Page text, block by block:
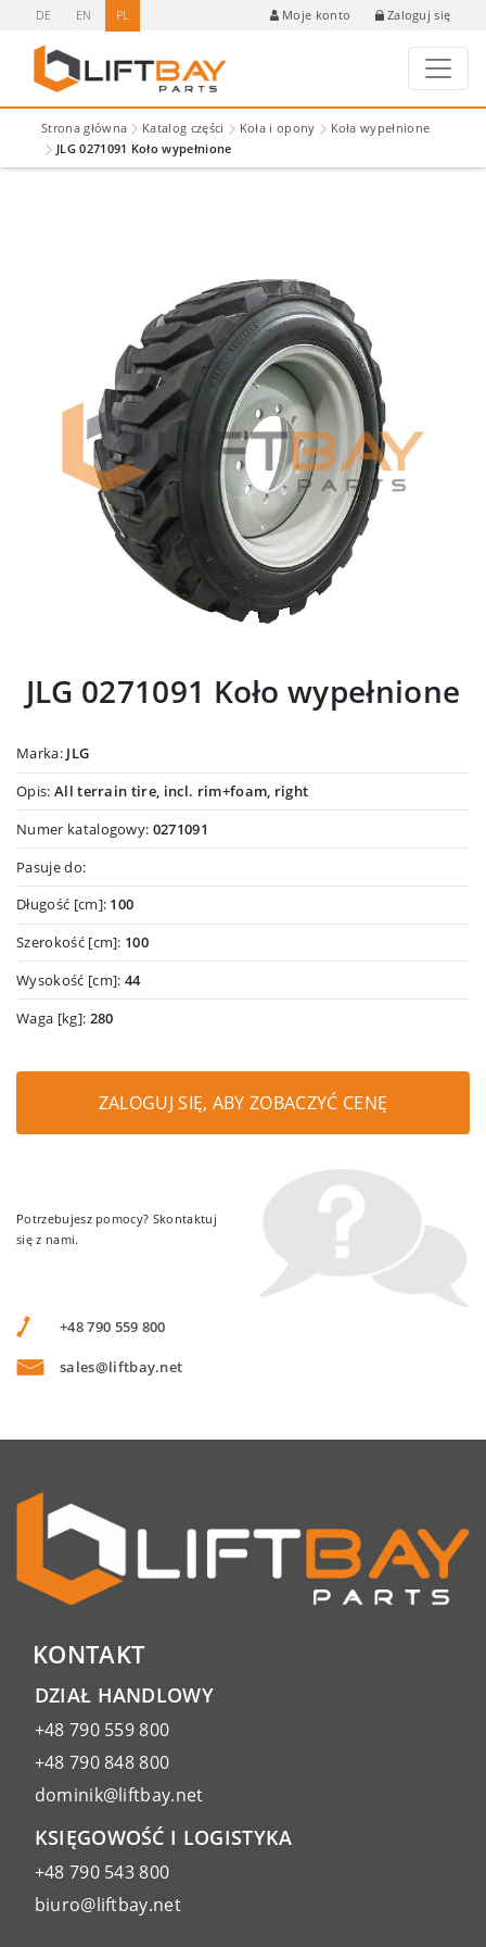
DE EN PL Moje konto Zaloguj się
Strona główna Katalog części Koła i opony
Koła wypełnione
JLG 0271091 Koło wypełnione
JLG 0271091 Koło wypełnione
Marka: JLG
Opis: All terrain tire, incl. rim+foam, right
Numer katalogowy: 0271091
Pasuje do:
Długość [cm]: 100
Szerokość [cm]: 100
Wysokość [cm]: 44
Waga [kg]: 280
ZALOGUJ SIĘ, ABY ZOBACZYĆ CENĘ
Potrzebujesz pomocy? Skontaktuj
się z nami.
+48 790 559 800
sales@liftbay.net
KONTAKT
DZIAŁ HANDLOWY
+48 790 559 800
+48 790 848 800
dominik@liftbay.net
KSIĘGOWOŚĆ I LOGISTYKA
+48 790 543 800
biuro@liftbay.net